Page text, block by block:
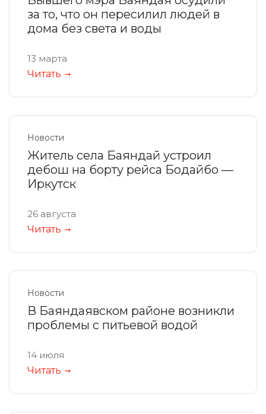
за то, что он пересилил людей в
дома без света и воды
13 марта
Читать
Новости
Житель села Баяндай устроил
дебош на борту рейса Бодайбо —
Иркутск
26 августа
Читать
Новости
В Баяндаявском районе возникли
проблемы с питьевой водой
14 июля
Читать